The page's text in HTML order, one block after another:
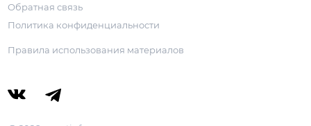
Обратная связь
Политика конфиденциальности
Правила использования материалов